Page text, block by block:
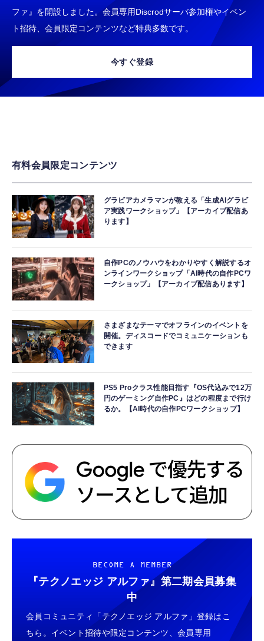
ファ』を開設しました。会員専用Discrodサーバ参加権やイベン
ト招待、会員限定コンテンツなど特典多数です。
今すぐ登録
有料会員限定コンテンツ
グラビアカメラマンが教える「生成AIグラビ
ア実践ワークショップ」【アーカイブ配信あ
ります】
自作PCのノウハウをわかりやすく解説するオ
ンラインワークショップ「AI時代の自作PCワ
ークショップ」【アーカイブ配信あります】
さまざまなテーマでオフラインのイベントを
開催。ディスコードでコミュニケーションも
できます
PS5 Proクラス性能目指す『OS代込みで12万
円のゲーミング自作PC』はどの程度まで行け
るか。【AI時代の自作PCワークショップ】
BECOME A MEMBER
『テクノエッジ アルファ』 第二期会員募集
中
会員コミュニティ「テクノエッジ アルファ」登録はこ
ちら。イベント招待や限定コンテンツ、会員専用